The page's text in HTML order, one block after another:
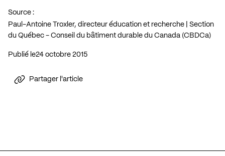
Source :
Paul-Antoine Troxler, directeur éducation et recherche | Section
du Québec - Conseil du bâtiment durable du Canada (CBDCa)
Publié le 24 octobre 2015
Partager l'article